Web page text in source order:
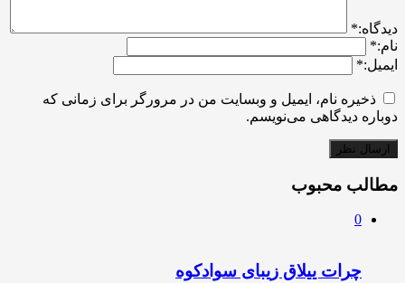
ديدگاه:*
نام:*
ایمیل:*
ذخیره نام، ایمیل و وبسایت من در مرورگر برای زمانی که
دوباره دیدگاهی می‌نویسم.
مطالب محبوب
0
چرات ییلاق زیبای سوادکوه